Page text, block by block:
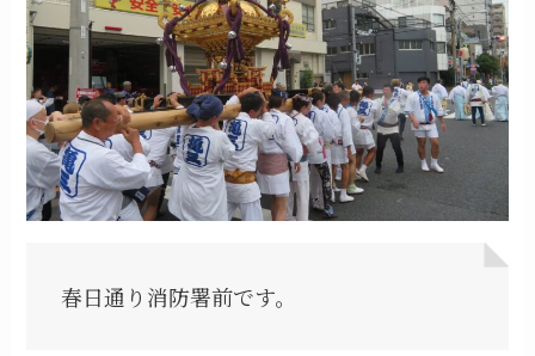
春日通り消防署前です。